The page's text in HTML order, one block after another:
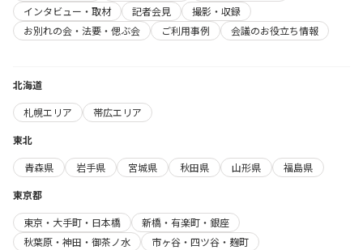
インタビュー・取材
記者会見
撮影・収録
お別れの会・法要・偲ぶ会
ご利用事例 会議のお役立ち情報
北海道
札幌エリア
帯広エリア
東北
青森県
岩手県 宮城県 秋田県 山形県
福島県
東京都
東京・大手町・日本橋
新橋・有楽町・銀座
秋葉原・神田・御茶ノ水
市ヶ谷・四ツ谷・麹町